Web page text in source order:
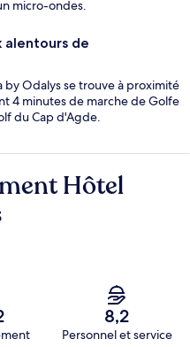
micro-ondes.
alentours de
Odalys se trouve à proximité
4 minutes de marche de Golfe
du Cap d'Agde.
Hôtel
8,2
Personnel et service